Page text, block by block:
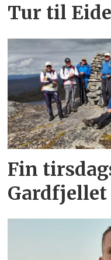
Tur til
Fin
Gardfjellet